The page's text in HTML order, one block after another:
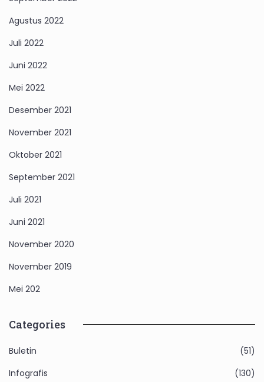
Agustus 2022
Juli 2022
Juni 2022
Mei 2022
Desember 2021
November 2021
Oktober 2021
September 2021
Juli 2021
Juni 2021
November 2020
November 2019
Mei 202
Categories
Buletin
(51)
Infografis
(130)